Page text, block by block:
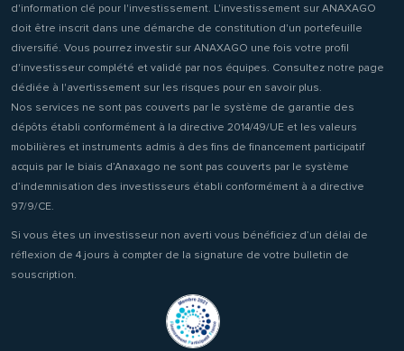
d'information clé pour l'investissement. L'investissement sur ANAXAGO
doit être inscrit dans une démarche de constitution d'un portefeuille
diversifié. Vous pourrez investir sur ANAXAGO une fois votre profil
d'investisseur complété et validé par nos équipes. Consultez notre page
dédiée à l'avertissement sur les risques pour en savoir plus.
Nos services ne sont pas couverts par le système de garantie des
dépôts établi conformément à la directive 2014/49/UE et les valeurs
mobilières et instruments admis à des fins de financement participatif
acquis par le biais d’Anaxago ne sont pas couverts par le système
d’indemnisation des investisseurs établi conformément à a directive
97/9/CE.
Si vous êtes un investisseur non averti vous bénéficiez d’un délai de
réflexion de 4 jours à compter de la signature de votre bulletin de
souscription.